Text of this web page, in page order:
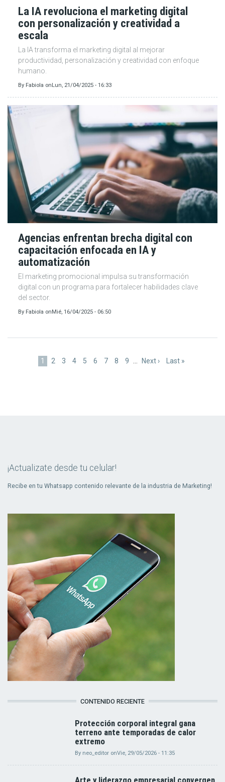
La IA revoluciona el marketing digital
con personalización y creatividad a
escala
La IA transforma el marketing digital al mejorar
productividad, personalización y creatividad con enfoque
humano.
By Fabiola on Lun, 21/04/2025 - 16:33
Agencias enfrentan brecha digital con
capacitación enfocada en IA y
automatización
El marketing promocional impulsa su transformación
digital con un programa para fortalecer habilidades clave
del sector.
By Fabiola onMié, 16/04/2025 - 06:50
Página
1 Page
2 Page
3 Page
4 Page
5 Page
6 Page
7 Page
8 Page
9
Siguiente
Next ›
Última
Last »
¡Actualizate desde tu celular!
Recibe en tu Whatsapp contenido relevante de la industria de Marketing!
CONTENIDO RECIENTE
Protección corporal integral gana
terreno ante temporadas de calor
extremo
By neo_editor onVie, 29/05/2026 - 11:35
Arte y liderazgo empresarial convergen